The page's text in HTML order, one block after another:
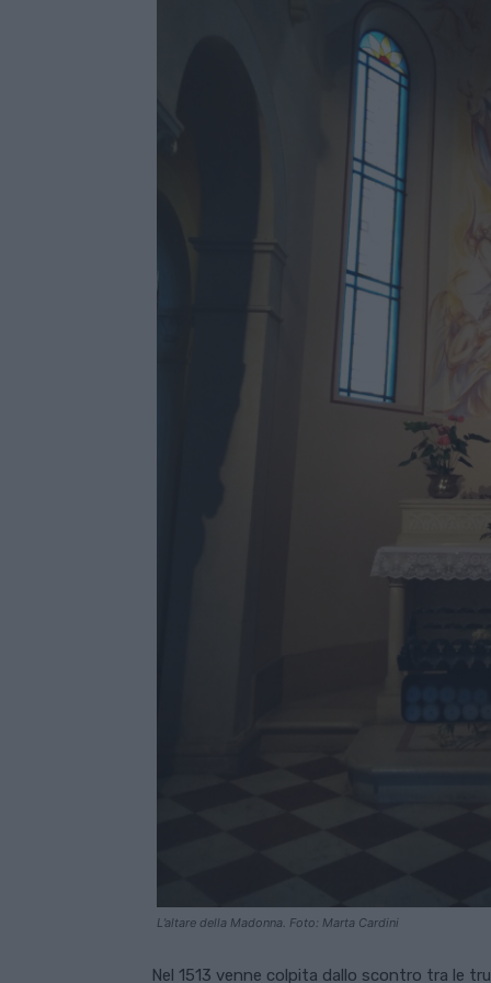
L’altare della Madonna. Foto: Marta Cardini
Nel 1513 venne colpita dallo scontro tra le